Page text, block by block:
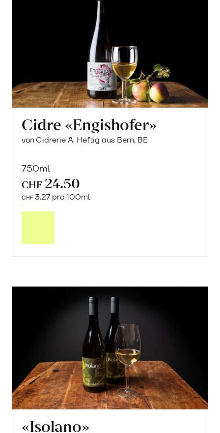
Cidre «Engishofer»
von Cidrerie A. Heftig aus Bern, BE
750ml
CHF 24.50
CHF 3.27 pro 100ml
«Isolano»